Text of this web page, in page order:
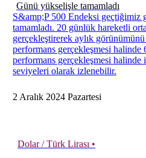
Günü yükselişle tamamladı
S&amp;P 500 Endeksi geçtiğimiz
tamamladı. 20 günlük hareketli
gerçekleştirerek aylık
performans gerçekleşmesi
performans gerçekleşmesi halinde
seviyeleri olarak izlenebilir.
2 Aralık 2024 Pazartesi
Dolar / Türk Lirası •